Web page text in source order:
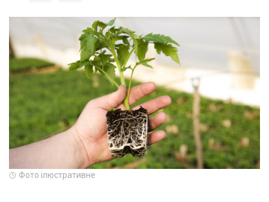
Фото ілюстративне